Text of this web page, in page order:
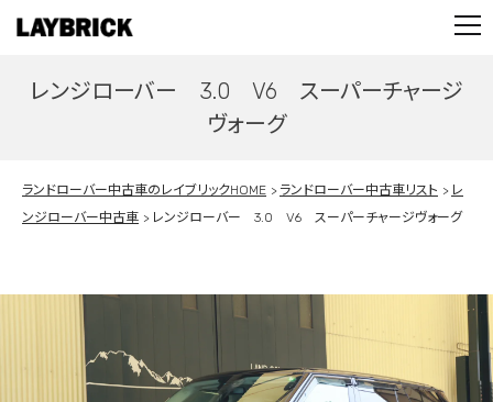
CONTACT
PRIVACY POLICY
レンジローバー 3.0 V6 スーパーチャージ
ヴォーグ
ランドローバー中古車のレイブリックHOME ランドローバー中古車リスト
レ
ンジローバー中古車
レンジローバー 3.0 V6 スーパーチャージヴォーグ